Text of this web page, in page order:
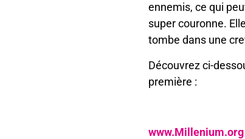
ennemis, ce qui
super couronne.
tombe dans une
Découvrez ci-
première :
www.Millenium.org